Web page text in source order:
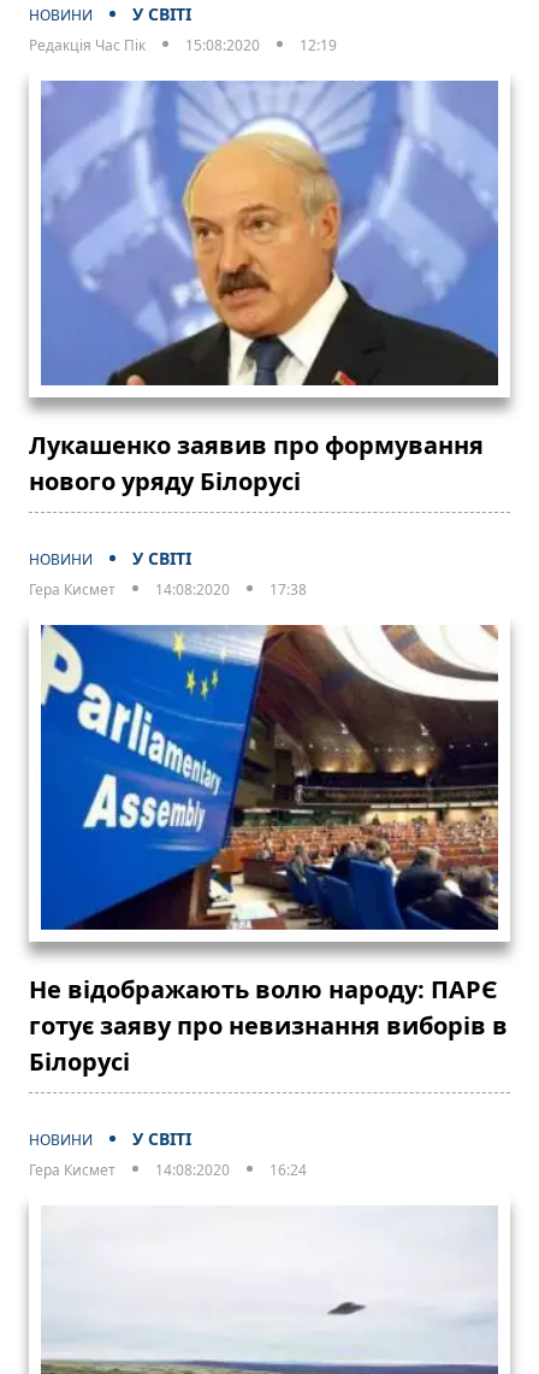
НОВИНИ У СВІТІ
Редакція Час Пік 15:08:2020 12:19
Лукашенко заявив про формування
нового уряду Білорусі
НОВИНИ У СВІТІ
Гера Кисмет 14:08:2020 17:38
Не відображають волю народу: ПАРЄ
готує заяву про невизнання виборів в
Білорусі
НОВИНИ У СВІТІ
Гера Кисмет 14:08:2020 16:24